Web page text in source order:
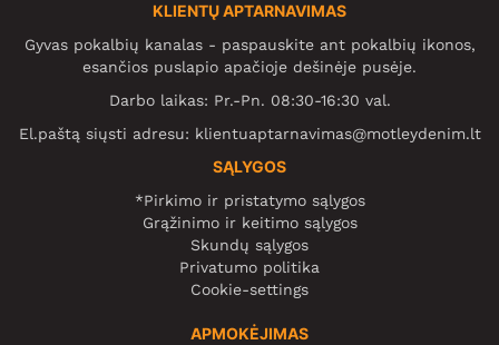
KLIENTŲ APTARNAVIMAS
Gyvas pokalbių kanalas - paspauskite ant pokalbių ikonos,
esančios puslapio apačioje dešinėje pusėje.
Darbo laikas: Pr.-Pn. 08:30-16:30 val.
El.paštą siųsti adresu: klientuaptarnavimas@motleydenim.lt
SĄLYGOS
*Pirkimo ir pristatymo sąlygos
Grąžinimo ir keitimo sąlygos
Skundų sąlygos
Privatumo politika
Cookie-settings
APMOKĖJIMAS